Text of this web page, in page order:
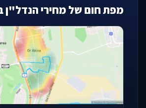
מפת חום של מחירי הנדל"ן